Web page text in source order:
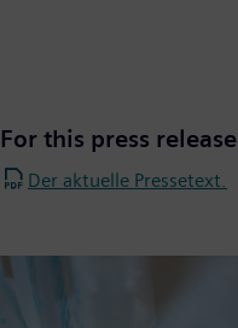
For this press release
Der aktuelle Pressetext.